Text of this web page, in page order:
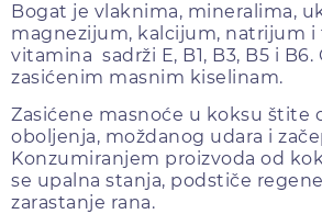
Bogat je vlaknima, mineralima,
magnezijum, kalcijum, natrijum i
vitamina sadrži E, B1, B3, B5 i B6.
zasićenim masnim kiselinam.
Zasićene masnoće u koksu štite
oboljenja, moždanog udara i
Konzumiranjem proizvoda od
se upalna stanja, podstiče
zarastanje rana.